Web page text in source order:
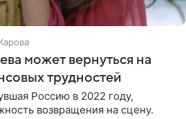
может вернуться на
трудностей
Россию в 2022 году,
возвращения на сцену.